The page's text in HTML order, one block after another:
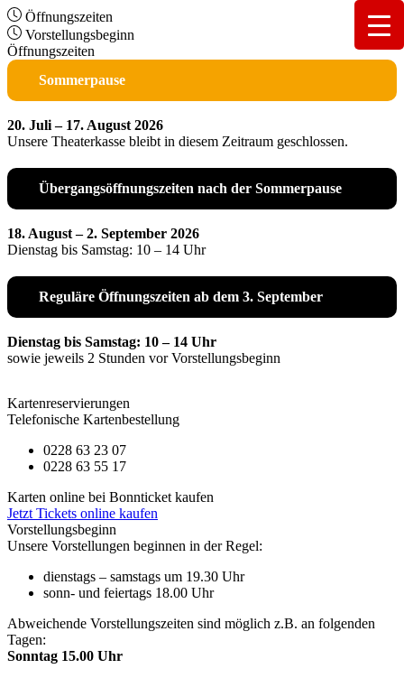
Öffnungszeiten
Vorstellungsbeginn
Öffnungszeiten
Sommerpause
20. Juli – 17. August 2026
Unsere Theaterkasse bleibt in diesem Zeitraum geschlossen.
Übergangsöffnungszeiten nach der Sommerpause
18. August – 2. September 2026
Dienstag bis Samstag: 10 – 14 Uhr
Reguläre Öffnungszeiten ab dem 3. September
Dienstag bis Samstag: 10 – 14 Uhr
sowie jeweils 2 Stunden vor Vorstellungsbeginn
Kartenreservierungen
Telefonische Kartenbestellung
0228 63 23 07
0228 63 55 17
Karten online bei Bonnticket kaufen
Jetzt Tickets online kaufen
Vorstellungsbeginn
Unsere Vorstellungen beginnen in der Regel:
dienstags – samstags um 19.30 Uhr
sonn- und feiertags 18.00 Uhr
Abweichende Vorstellungszeiten sind möglich z.B. an folgenden
Tagen:
Sonntag 15.00 Uhr